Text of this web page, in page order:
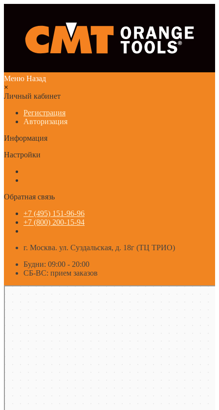
Меню Назад
×
Личный кабинет
Регистрация
Авторизация
Информация
Настройки
Обратная связь
+7 (495) 151-96-96
+7 (800) 200-15-94
г. Москва. ул. Суздальская, д. 18г (ТЦ ТРИО)
Будни: 09:00 - 20:00
СБ-ВС: прием заказов